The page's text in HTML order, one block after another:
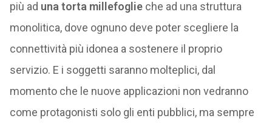
più ad una torta millefoglieche ad una struttura
monolitica, dove ognuno deve poter scegliere la
connettività più idonea a sostenere il proprio
servizio. E i soggetti saranno molteplici, dal
momento che le nuove applicazioni non vedranno
come protagonisti solo gli enti pubblici, ma sempre